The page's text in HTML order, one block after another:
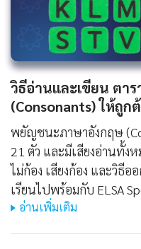
วิธีอ่านและเขียน ตา
(Consonants) ให้ถูก
พยัญชนะภาษาอังกฤษ
21 ตัว และมีเสียงอ่านทั้ง
ไม่ก้อง เสียงก้อง และวิธีอ
เรียนไปพร้อมกับ ELSA
อ่านเพิ่มเติม